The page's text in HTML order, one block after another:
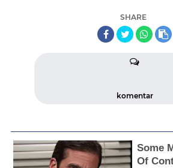
SHARE
komentar